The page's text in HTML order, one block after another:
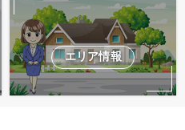
エリア情報